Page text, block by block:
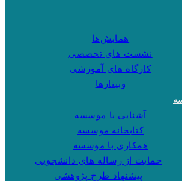
همایش‌ها
نشست های تخصصی
کارگاه های آموزشی
وبینارها
آشنایی با موسسه
کتابخانه موسسه
همکاری با موسسه
حمایت از رساله های دانشجویی
پیشنهاد طرح پژوهشی